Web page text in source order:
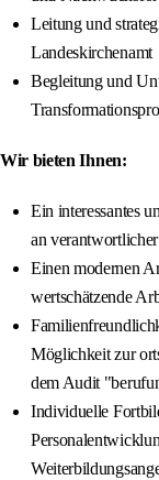
Leitung und
Landeskirchenamt
Begleitung und
Wir bieten Ihnen:
Ein interessantes
an
Einen modernen
wertschätzende
Möglichkeit zur
dem Audit
Individuelle